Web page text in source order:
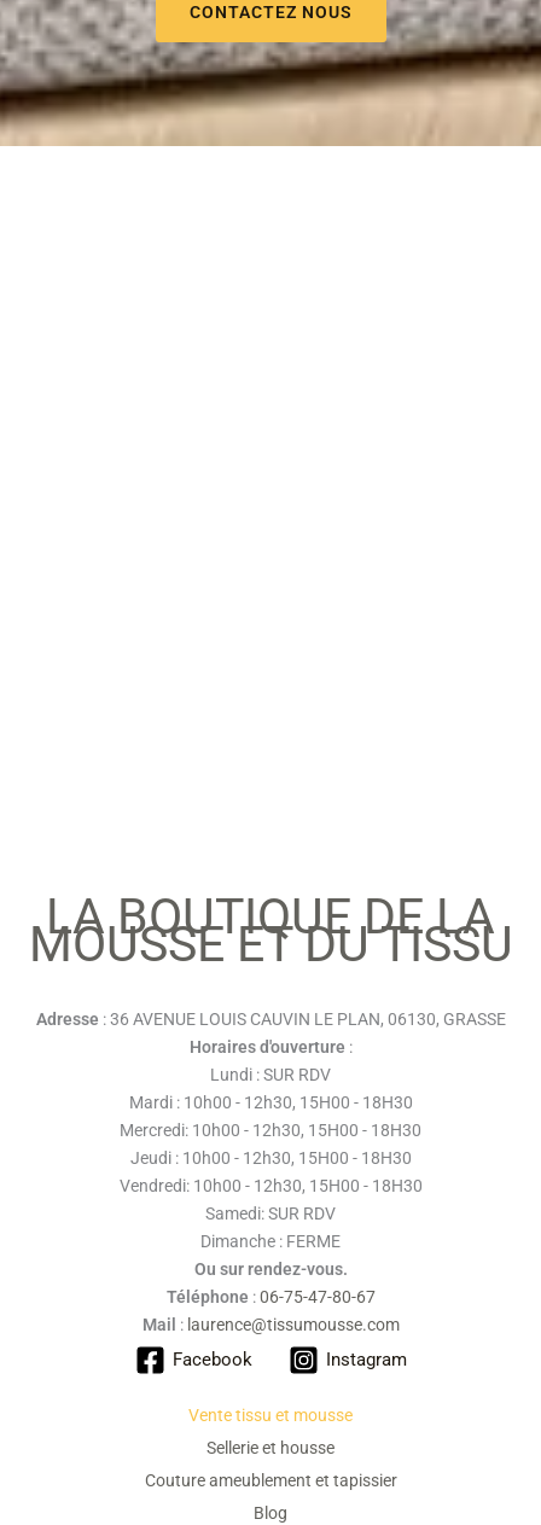
CONTACTEZ NOUS
LA BOUTIQUE DE LA
MOUSSE ET DU TISSU
Adresse : 36 AVENUE LOUIS CAUVIN LE PLAN, 06130, GRASSE
Horaires d'ouverture :
Lundi : SUR RDV
Mardi : 10h00 - 12h30, 15H00 - 18H30
Mercredi: 10h00 - 12h30, 15H00 - 18H30
Jeudi : 10h00 - 12h30, 15H00 - 18H30
Vendredi: 10h00 - 12h30, 15H00 - 18H30
Samedi: SUR RDV
Dimanche : FERME
Ou sur rendez-vous.
Téléphone :06-75-47-80-67
Mail : laurence@tissumousse.com
Facebook Instagram
Vente tissu et mousse
Sellerie et housse
Couture ameublement et tapissier
Blog